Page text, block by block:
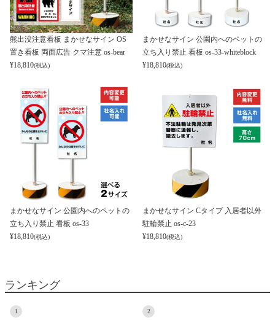
熊出没注意看板 まかせなサイン OS
置き看板 両面広告 クマ注意 os-bear
¥18,810(税込)
まかせなサイン 公園内へのペットの
立ち入り禁止 看板 os-33-whiteblock
¥18,810(税込)
まかせなサイン 公園内へのペットの
立ち入り禁止 看板 os-33
¥18,810(税込)
まかせなサイン Cタイプ 入居者以外
駐輪禁止 os-c-23
¥18,810(税込)
ランキング
1 2